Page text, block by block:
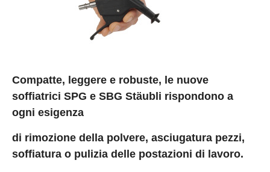
Compatte, leggere e robuste, le nuove
soffiatrici SPG e SBG Stäubli rispondono a
ogni esigenza
di rimozione della polvere, asciugatura pezzi,
soffiatura o pulizia delle postazioni di lavoro.